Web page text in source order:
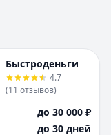
Набережные Челны
Нижний Новгород
Новокузнецк
Новосибирск
Набережные
Нижний Новгород
Новокузнецк
Новосибирск
Быстроденьги
4.7
(11 отзывов)
до 30 000 ₽
до 30 дней